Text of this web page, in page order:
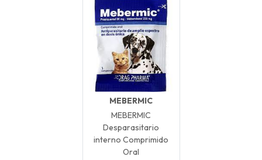
MEBERMIC
MEBERMIC
Desparasitario
interno Comprimido
Oral